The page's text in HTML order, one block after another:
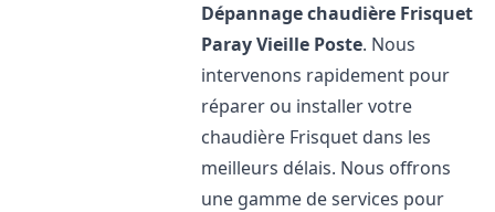
Dépannage chaudière Frisquet
Paray Vieille Poste. Nous
intervenons rapidement pour
réparer ou installer votre
chaudière Frisquet dans les
meilleurs délais. Nous offrons
une gamme de services pour